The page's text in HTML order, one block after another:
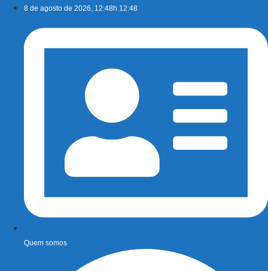
conteúdo
8 de agosto de 2026, 12:48h 12:48
Quem somos